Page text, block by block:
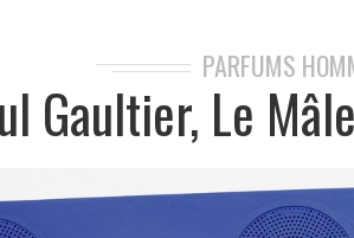
PARFUMS
Gaultier, Le